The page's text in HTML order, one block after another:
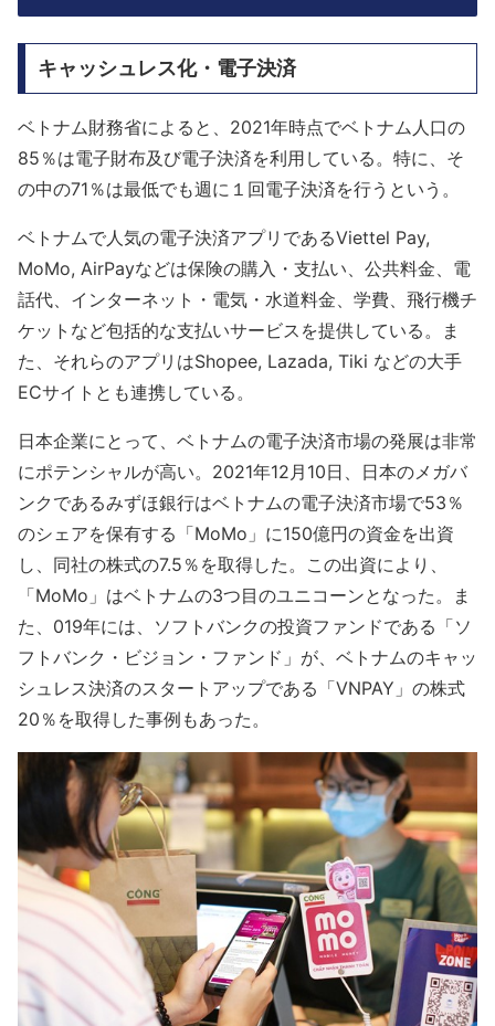
キャッシュレス化・電子決済
ベトナム財務省によると、2021年時点でベトナム人口の
85％は電子財布及び電子決済を利用している。特に、そ
の中の71％は最低でも週に１回電子決済を行うという。
ベトナムで人気の電子決済アプリであるViettel Pay,
MoMo, AirPayなどは保険の購入・支払い、公共料金、電
話代、インターネット・電気・水道料金、学費、飛行機チ
ケットなど包括的な支払いサービスを提供している。ま
た、それらのアプリはShopee, Lazada, Tiki などの大手
ECサイトとも連携している。
日本企業にとって、ベトナムの電子決済市場の発展は非常
にポテンシャルが高い。2021年12月10日、日本のメガバ
ンクであるみずほ銀行はベトナムの電子決済市場で53％
のシェアを保有する「MoMo」に150億円の資金を出資
し、同社の株式の7.5％を取得した。この出資により、
「MoMo」はベトナムの3つ目のユニコーンとなった。ま
た、019年には、ソフトバンクの投資ファンドである「ソ
フトバンク・ビジョン・ファンド」が、ベトナムのキャッ
シュレス決済のスタートアップである「VNPAY」の株式
20％を取得した事例もあった。